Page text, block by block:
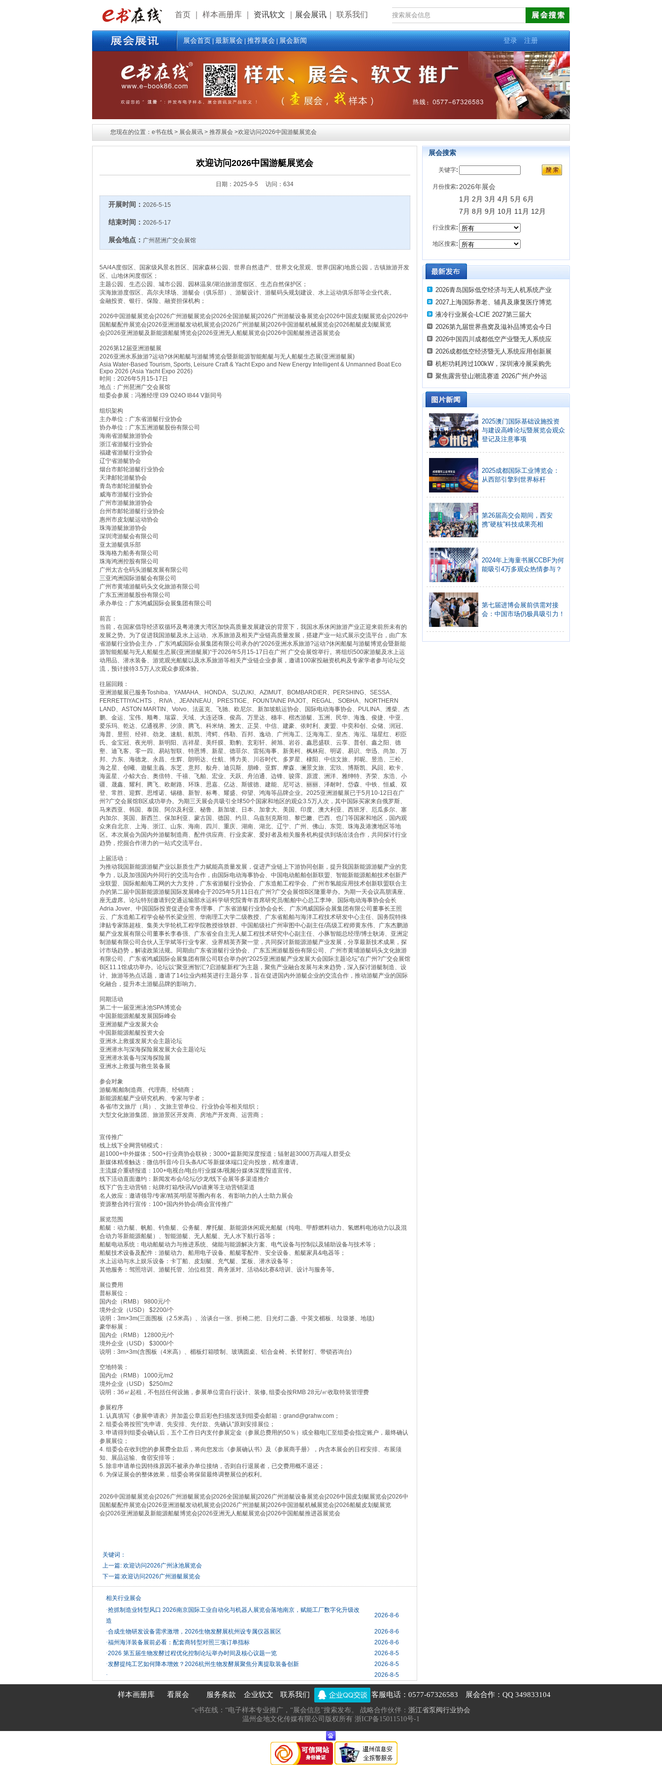
首页 样本画册库 资讯软文 展会展讯 联系我们
展会首页|最新展会|推荐展会|展会新闻 登录 注册
您现在的位置：e书在线 > 展会展讯 > 推荐展会 >欢迎访问2026中国游艇展览会
欢迎访问2026中国游艇展览会
日期： 2025-9-5 访问：634
开展时间： 2026-5-15
结束时间： 2026-5-17
展会地点： 广州琶洲广交会展馆
5A/4A度假区、国家级风景名胜区、国家森林公园、世界自然遗产、世界文化景观、世界(国家)地质公园，古镇旅游开发
区、山地休闲度假区；
主题公园、生态公园、城市公园、园林温泉/湖泊旅游度假区、生态自然保护区；
滨海旅游度假区、高尔夫球场、游艇会（俱乐部）、游艇设计、游艇码头规划建设、水上运动俱乐部等企业代表。
金融投资、银行、保险、融资担保机构；
2026中国游艇展览会|2026广州游艇展览会|2026全国游艇展|2026广州游艇设备展览会|2026中国皮划艇展览会|2026中
国船艇配件展览会|2026亚洲游艇发动机展览会|2026广州游艇展|2026中国游艇机械展览会|2026船艇皮划艇展览
会|2026亚洲游艇及新能源船艇博览会|2026亚洲无人船艇展览会|2026中国船艇推进器展览会
2026第12届亚洲游艇展
2026亚洲水系旅游?运动?休闲船艇与游艇博览会暨新能源智能船艇与无人船艇生态展(亚洲游艇展)
Asia Water-Based Tourism, Sports, Leisure Craft & Yacht Expo and New Energy Intelligent & Unmanned Boat Eco
Expo 2026 (Asia Yacht Expo 2026)
时间：2026年5月15-17日
地点：广州琶洲广交会展馆
组委会参展：冯雅经理 I39 O24O I844 V新同号
组织架构
主办单位：广东省游艇行业协会
协办单位：广东五洲游艇股份有限公司
海南省游艇旅游协会
浙江省游艇行业协会
福建省游艇行业协会
辽宁省游艇协会
烟台市邮轮游艇行业协会
天津邮轮游艇协会
青岛市邮轮游艇协会
威海市游艇行业协会
广州市游艇旅游协会
台州市邮轮游艇行业协会
惠州市皮划艇运动协会
珠海游艇旅游协会
深圳湾游艇会有限公司
亚太游艇俱乐部
珠海格力船务有限公司
珠海鸿洲控股有限公司
广州太古仓码头游艇发展有限公司
三亚鸿洲国际游艇会有限公司
广州市黄埔游艇码头文化旅游有限公司
广东五洲游艇股份有限公司
承办单位：广东鸿威国际会展集团有限公司
前言：
当前，在国家倡导经济双循环及粤港澳大湾区加快高质量发展建设的背景下，我国水系休闲旅游产业正迎来前所未有的
发展之势。为了促进我国游艇及水上运动、水系旅游及相关产业链高质量发展，搭建产业一站式展示交流平台，由广东
省游艇行业协会主办，广东鸿威国际会展集团有限公司承办的“2026亚洲水系旅游?运动?休闲船艇与游艇博览会暨新能
源智能船艇与无人船艇生态展(亚洲游艇展)“于2026年5月15-17日在广州˙广交会展馆举行。将组织500家游艇及水上运
动用品、潜水装备、游览观光船艇以及水系旅游等相关产业链企业参展，邀请100家投融资机构及专家学者参与论坛交
流，预计接待3.5万人次观众参观体验。
往届回顾：
亚洲游艇展已服务Toshiba、YAMAHA、HONDA、SUZUKI、AZIMUT、BOMBARDIER、PERSHING、SESSA、
FERRETTIYACHTS 、RIVA 、JEANNEAU、PRESTIGE、FOUNTAINE PAJOT、REGAL、SOBHA、NORTHERN
LAND、ASTON MARTIN、Volvo、法蓝克、飞驰、欧尼尔、新加坡航运协会、国际电动海事协会、PULINA、潍柴、杰
鹏、金运、宝伟、顺粤、瑞霖、天域、大连还珠、俊高、万里达、穗丰、楷杰游艇、五洲、民华、海逸、俊捷、中亚、
爱乐玛、乾达、亿通视界、汐浪、腾飞、科米纳、雅太、正昊、中信、建豪、依时利、麦盟、中奕和创、众储、润冠、
海普、昱熙、经祥、劲龙、速航、航凯、湾鳄、伟勒、百邦、逸动、广州海工、泛海海工、皇杰、海泓、瑞星红、积臣
氏、金宝冠、夜光明、新明阳、吉祥星、美纤膜、勤豹、玄彩轩、昶旭、岩谷、鑫思盛联、云享、普创、鑫之阳、德
壑、迪飞客、零一四、易站智联、特恩博、新星、德菲尔、雷拓海事、新美柯、枫林宛、明诺、易识、华迅、尚加、万
邦、力东、海德龙、永昌、生辉、朗明达、仕航、博力美、川谷时代、多罗星、棣阳、中信文旅、邦昵、昱浩、三松、
海之星、创曦、遊艇主義、东芝、意邦、舣舟、迪贝斯、朋峰、亚辉、摩森、澜景文旅、宏玖、博斯凯、风回、欧卡、
海蓝星、小鲸大合、奥倍特、千禧、飞舶、宏业、天跃、舟泊通、边锋、骏霈、原渡、洲洋、雅绅特、齐荣、东浩、小
疆、晟鑫、耀利、腾飞、欧耐路、环珠、思嘉、亿达、斯彼徳、建能、尼可达、丽丽、泽耐时、岱森、中铁、恒威、双
登、常胜、迎辉、思维诺、锡穗、新智、标粤、耀盛、仰望、鸿海等品牌企业。2025亚洲游艇展已于5月10-12日在广
州?广交会展馆B区成功举办。为期三天展会共吸引全球50个国家和地区的观众3.5万人次，其中国际买家来自俄罗斯、
马来西亚、韩国、泰国、阿尔及利亚、秘鲁、新加坡、日本、加拿大、美国、印度、澳大利亚、西班牙、厄瓜多尔、塞
内加尔、英国、新西兰、保加利亚、蒙古国、德国、约旦、乌兹别克斯坦、黎巴嫩、巴西、也门等国家和地区，国内观
众来自北京、上海、浙江、山东、海南、四川、重庆、湖南、湖北、辽宁、广州、佛山、东莞、珠海及港澳地区等地
区。本次展会为国内外游艇制造商、配件供应商、行业卖家、爱好者及相关服务机构提供到场洽淡合作，共同探讨行业
趋势，挖掘合作潜力的一站式交流平台。
上届活动：
为推动我国新能源游艇产业以新质生产力赋能高质量发展，促进产业链上下游协同创新，提升我国新能源游艇产业的竞
争力，以及加强国内外同行的交流与合作，由国际电动海事协会、中国电动船舶创新联盟、智能新能源船舶技术创新产
业联盟、国际船舶海工网的大力支持，广东省游艇行业协会、广东造船工程学会、广州市氢能应用技术创新联盟联合主
办的第二届中国新能源游艇国际发展峰会于2025年5月11日在广州?广交会展馆B区隆重举办。为期一天会议高朋满座、
座无虚席。论坛特别邀请到交通运输部水运科学研究院青年首席研究员/船舶中心总工李坤、国际电动海事协会会长
Adria Jover、中国国际投资促进会常务理事、广东省游艇行业协会会长、广东鸿威国际会展集团有限公司董事长王照
云、广东造船工程学会秘书长梁业照、华南理工大学二级教授、广东省船舶与海洋工程技术研发中心主任、国务院特殊
津贴专家陈超核、集美大学轮机工程学院教授徐轶群、中国船级社广州审图中心副主任/高级工程师黄东伟、广东杰鹏游
艇产业发展有限公司董事长李春强、广东省全自主无人艇工程技术研究中心副主任、小豚智能总经理/博士耿涛、亚洲定
制游艇有限公司合伙人王学斌等行业专家、业界精英齐聚一堂，共同探讨新能源游艇产业发展，分享最新技术成果，探
讨市场趋势，解读政策法规。同期由广东省游艇行业协会、广东五洲游艇股份有限公司、广州市黄埔游艇码头文化旅游
有限公司、广东省鸿威国际会展集团有限公司联合举办的“2025亚洲游艇产业发展大会国际主题论坛”在广州?广交会展馆
B区11.1馆成功举办。论坛以“聚亚洲智汇?启游艇新程”为主题，聚焦产业融合发展与未来趋势，深入探讨游艇制造、设
计、旅游等热点话题，邀请了14位业内精英进行主题分享，旨在促进国内外游艇企业的交流合作，推动游艇产业的国际
化融合，提升本土游艇品牌的影响力。
同期活动
第二十一届亚洲泳池SPA博览会
中国新能源船艇发展国际峰会
亚洲游艇产业发展大会
中国新能源船艇投资大会
亚洲水上救援发展大会主题论坛
亚洲潜水与深海探险展发展大会主题论坛
亚洲潜水装备与深海探险展
亚洲水上救援与救生装备展
参会对象
游艇/船舶制造商、代理商、经销商；
新能源船艇产业研究机构、专家与学者；
各省/市文旅厅（局）、文旅主管单位、行业协会等相关组织；
大型文化旅游集团、旅游景区开发商、房地产开发商、运营商；
宣传推广
线上线下全网营销模式：
超1000+中外媒体；500+行业商协会联袂；3000+篇新闻深度报道；辐射超3000万高端人群受众
新媒体精准触达：微信/抖音/今日头条/UC等新媒体端口定向投放，精准邀请。
主流媒介重磅报道：100+电视台/电台/行业媒体/视频分媒体深度报道宣传。
线下活动直面邀约：新闻发布会/论坛/沙龙/线下会展等多渠道推介
线下广告主动营销：站牌/灯箱/快讯/Vip请柬等主动营销渠道
名人效应：邀请领导/专家/精英/明星等圈内有名、有影响力的人士助力展会
资源整合跨行宣传：100+国内外协会/商会宣传推广
展览范围
船艇：动力艇、帆船、钓鱼艇、公务艇、摩托艇、新能源休闲观光船艇（纯电、甲醇燃料动力、氢燃料电池动力以及混
合动力等新能源船艇）、智能游艇、无人船艇、无人水下航行器等；
船艇电动系统：电动船艇动力与推进系统、储能与能源解决方案、电气设备与控制以及辅助设备与技术等；
船艇技术设备及配件：游艇动力、船用电子设备、船艇零配件、安全设备、船艇家具&电器等；
水上运动与水上娱乐设备：卡丁船、皮划艇、充气艇、桨板、潜水设备等；
其他服务：驾照培训、游艇托管、泊位租赁、商务派对、活动&比赛&培训、设计与服务等。
展位费用
普标展位：
国内企（RMB） 9800元/个
境外企业（USD） $2200/个
说明：3m×3m(三面围板（2.5米高）、洽谈台一张、折椅二把、日光灯二盏、中英文楣板、垃圾篓、地毯)
豪华标展：
国内企（RMB） 12800元/个
境外企业（USD） $3000/个
说明：3m×3m(含围板（4米高）、楣板灯箱喷制、玻璃圆桌、铝合金椅、长臂射灯、带锁咨询台)
空地特装：
国内企（RMB） 1000元/m2
境外企业（USD） $250/m2
说明：36㎡起租，不包括任何设施，参展单位需自行设计、装修, 组委会按RMB 28元/㎡收取特装管理费
参展程序
1. 认真填写《参展申请表》并加盖公章后彩色扫描发送到组委会邮箱：grand@grahw.com；
2. 组委会将按照"先申请、先安排、先付款、先确认"原则安排展位；
3. 申请得到组委会确认后，五个工作日内支付参展定金（参展总费用的50％）或全额电汇至组委会指定账户，最终确认
参展展位；
4. 组委会在收到您的参展费全款后，将向您发出《参展确认书》及《参展商手册》，内含本展会的日程安排、布展须
知、展品运输、食宿安排等；
5. 除非申请单位因特殊原因不被承办单位接纳，否则自行退展者，已交费用概不退还；
6. 为保证展会的整体效果，组委会将保留最终调整展位的权利。
2026中国游艇展览会|2026广州游艇展览会|2026全国游艇展|2026广州游艇设备展览会|2026中国皮划艇展览会|2026中
国船艇配件展览会|2026亚洲游艇发动机展览会|2026广州游艇展|2026中国游艇机械展览会|2026船艇皮划艇展览
会|2026亚洲游艇及新能源船艇博览会|2026亚洲无人船艇展览会|2026中国船艇推进器展览会
关键词：
上一篇: 欢迎访问2026广州泳池展览会
下一篇:欢迎访问2026广州游艇展览会
相关行业展会
·抢抓制造业转型风口 2026南京国际工业自动化与机器人展览会落地南京，赋能工厂数字化升级改
造
2026-8-6
·合成生物研发设备需求激增，2026生物发酵展杭州设专属仪器展区
2026-8-6
·福州海洋装备展前必看：配套商转型对照三项订单指标
2026-8-6
·2026 第五届生物发酵过程优化控制论坛举办时间及核心议题一览
2026-8-5
·发酵提纯工艺如何降本增效？2026杭州生物发酵展聚焦分离提取装备创新
2026-8-5
·
2026-8-5
展会搜索
关键字:
月份搜索: 2026年展会
1月 2月 3月 4月 5月 6月
7月 8月 9月 10月 11月 12月
行业搜索:
地区搜索:
2026青岛国际低空经济与无人机系统产业
2027上海国际养老、辅具及康复医疗博览
液冷行业展会-LCIE 2027第三届大
2026第九届世界燕窝及滋补品博览会今日
2026中国四川成都低空产业暨无人系统应
2026成都低空经济暨无人系统应用创新展
机柜功耗跨过100kW，深圳液冷展采购先
聚焦露营登山潮流赛道 2026广州户外运
2025澳门国际基础设施投资
与建设高峰论坛暨展览会观众
登记及注意事项
2025成都国际工业博览会：
从西部引擎到世界标杆
第26届高交会期间，西安
携“硬核”科技成果亮相
2024年上海童书展CCBF为何
能吸引4万多观众热情参与？
第七届进博会展前供需对接
会：中国市场仍极具吸引力！
样本画册库 看展会 服务条款 企业软文 联系我们 客服电话：0577-67326583 展会合作：QQ 349833104
“e书在线：“电子样本专业推广，“展会信息”搜索发布。 战略合作伙伴： 浙江省泵阀行业协会
温州金地文化传媒有限公司版权所有 浙ICP备15011510号-1